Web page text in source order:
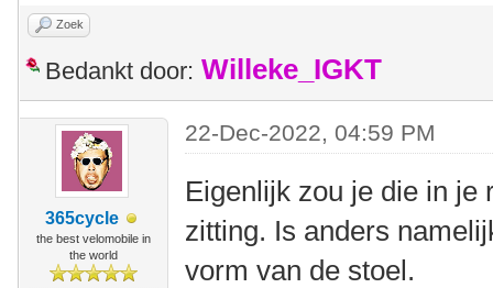
Zoek
Bedankt door: Willeke_IGKT
365cycle
the best velomobile in
the world
22-Dec-2022, 04:59 PM
Eigenlijk zou je die in je
zitting. Is anders
vorm van de stoel.